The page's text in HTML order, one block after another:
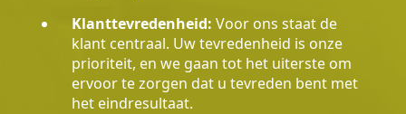
Klanttevredenheid: Voor ons staat de
klant centraal. Uw tevredenheid is onze
prioriteit, en we gaan tot het uiterste om
ervoor te zorgen dat u tevreden bent met
het eindresultaat.